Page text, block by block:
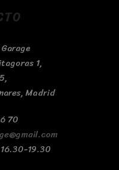
1,
Madrid
70
19.30